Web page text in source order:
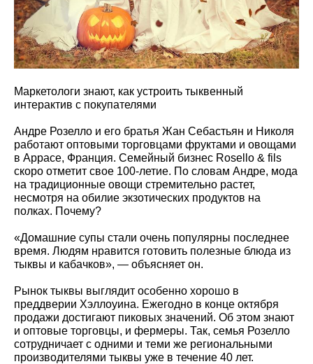
Маркетологи знают, как устроить тыквенный
интерактив с покупателями
Андре Розелло и его братья Жан Себастьян и Николя
работают оптовыми торговцами фруктами и овощами
в Аррасе, Франция. Семейный бизнес Rosello & fils
скоро отметит свое 100-летие. По словам Андре, мода
на традиционные овощи стремительно растет,
несмотря на обилие экзотических продуктов на
полках. Почему?
«Домашние супы стали очень популярны последнее
время. Людям нравится готовить полезные блюда из
тыквы и кабачков», — объясняет он.
Рынок тыквы выглядит особенно хорошо в
преддверии Хэллоуина. Ежегодно в конце октября
продажи достигают пиковых значений. Об этом знают
и оптовые торговцы, и фермеры. Так, семья Розелло
сотрудничает с одними и теми же региональными
производителями тыквы уже в течение 40 лет.